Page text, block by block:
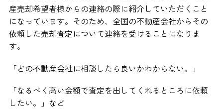
産売却希望者様からの連絡の際に紹介していただくこと
になっています。そのため、全国の不動産会社からその
依頼した売却査定について連絡を受けることになりま
す。
「どの不動産会社に相談したら良いかわからない。」
「なるべく高い金額で査定を出してくれるところに依頼
したい。」など